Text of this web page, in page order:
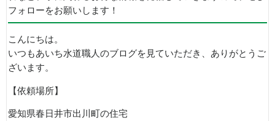
フォローをお願いします！
こんにちは。
いつもあいち水道職人のブログを見ていただき、ありがとうご
ざいます。
【依頼場所】
愛知県春日井市出川町の住宅